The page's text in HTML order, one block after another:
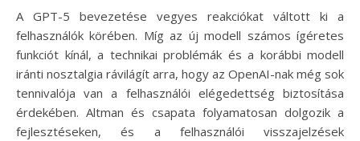
A GPT-5 bevezetése vegyes reakciókat váltott ki a
felhasználók körében. Míg az új modell számos ígéretes
funkciót kínál, a technikai problémák és a korábbi modell
iránti nosztalgia rávilágít arra, hogy az OpenAI-nak még sok
tennivalója van a felhasználói elégedettség biztosítása
érdekében. Altman és csapata folyamatosan dolgozik a
fejlesztéseken, és a felhasználói visszajelzések